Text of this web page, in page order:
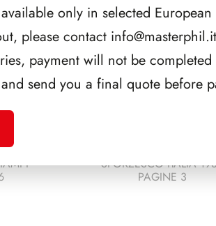
SFORZESCO ITALIA
PAGINE 3
only in selected
please contact info@masterphil.it
payment will not be
send you a final quote before